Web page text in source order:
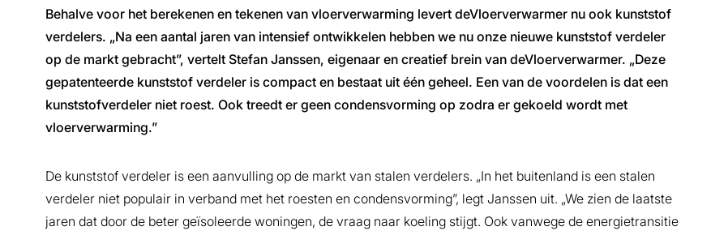
Behalve voor het berekenen en tekenen van vloerverwarming levert deVloerverwarmer nu ook kunststof
verdelers. „Na een aantal jaren van intensief ontwikkelen hebben we nu onze nieuwe kunststof verdeler
op de markt gebracht”, vertelt Stefan Janssen, eigenaar en creatief brein van deVloerverwarmer. „Deze
gepatenteerde kunststof verdeler is compact en bestaat uit één geheel. Een van de voordelen is dat een
kunststofverdeler niet roest. Ook treedt er geen condensvorming op zodra er gekoeld wordt met
vloerverwarming.”
De kunststof verdeler is een aanvulling op de markt van stalen verdelers. „In het buitenland is een stalen
verdeler niet populair in verband met het roesten en condensvorming”, legt Janssen uit. „We zien de laatste
jaren dat door de beter geïsoleerde woningen, de vraag naar koeling stijgt. Ook vanwege de energietransitie